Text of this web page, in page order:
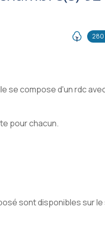
280
se compose d'un rdc
pour chacun.
sont disponibles sur